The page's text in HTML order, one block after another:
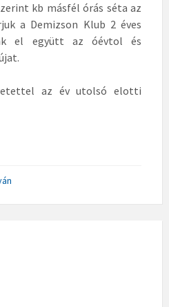
kb másfél órás séta az
a Demizson Klub 2 éves
el együtt az óévtol és
az év utolsó elotti